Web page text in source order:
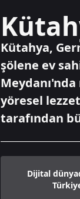
Kütahya,
şölene ev
yöresel
tarafından
Dijital